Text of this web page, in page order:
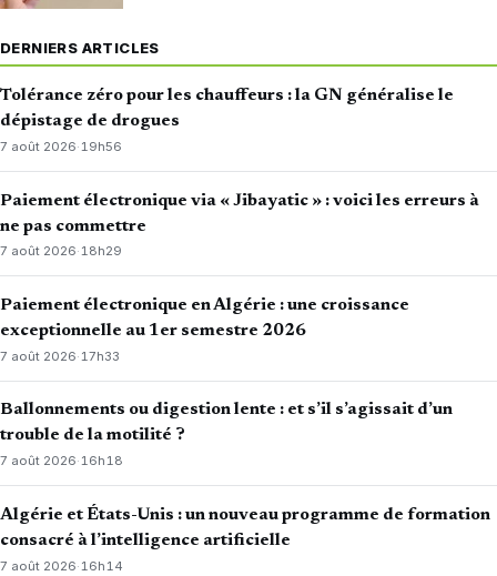
DERNIERS ARTICLES
Tolérance zéro pour les chauffeurs : la GN généralise le
dépistage de drogues
7 août 2026·19h56
Paiement électronique via « Jibayatic » : voici les erreurs à
ne pas commettre
7 août 2026·18h29
Paiement électronique en Algérie : une croissance
exceptionnelle au 1er semestre 2026
7 août 2026· 17h33
Ballonnements ou digestion lente : et s’il s’agissait d’un
trouble de la motilité ?
7 août 2026·16h18
Algérie et États-Unis : un nouveau programme de formation
consacré à l’intelligence artificielle
7 août 2026· 16h14